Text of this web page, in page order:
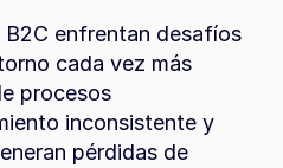
enfrentan desafíos
cada vez más
procesos
inconsistente y
pérdidas de